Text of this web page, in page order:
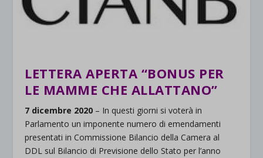
LETTERA APERTA “BONUS PER
LE MAMME CHE ALLATTANO”
7 dicembre 2020 – In questi giorni si voterà in
Parlamento un imponente numero di emendamenti
presentati in Commissione Bilancio della Camera al
DDL sul Bilancio di Previsione dello Stato per l’anno